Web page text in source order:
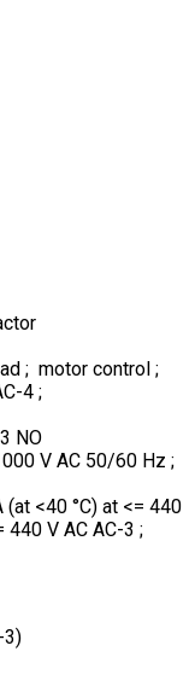
; motor control ;
4 ;
NO
V AC 50/60 Hz ;
(at <40 °C) at <= 440
440 V AC AC-3 ;
3)